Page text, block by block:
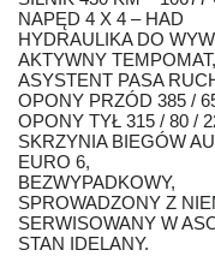
NAPĘD 4 X 4 – HAD
HYDRAULIKA DO
AKTYWNY TEMPOMAT,
ASYSTENT PASA
OPONY PRZÓD 385 /
OPONY TYŁ 315 / 80 /
SKRZYNIA BIEGÓW
EURO 6,
BEZWYPADKOWY,
SPROWADZONY Z
SERWISOWANY W
STAN IDELANY.